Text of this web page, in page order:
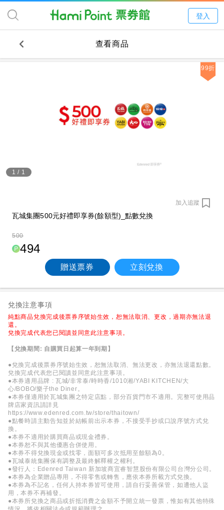
登入
查看商品
1 / 1
99折
加入追蹤
瓦城集團500元好禮即享券(餘額型)_點數兌換
500
494
贈送票券 立刻兌換
兌換注意事項
純點商品兌換完成後票券序號始生效，恕無法取消、更改，過期亦無法退
還。
兌換完成代表您已閱讀並同意此注意事項。
【兌換期間: 自購買日起算一年到期】
●兌換完成後票券序號始生效，恕無法取消、無法更改，亦無法退還點數。
兌換完成代表您已閱讀並同意此注意事項。
●本券適用品牌 : 瓦城/非常泰/時時香/1010湘/YABI KITCHEN/大
心/BOBO/樂子the Diner。
●本券僅適用於瓦城集團之特定店點，部分百貨門市不適用。完整可使用品
牌店家資訊請詳見
https://www.edenred.com.tw/store/thaitown/
●點餐時請主動告知並於結帳前出示本券，不接受手抄或口說序號方式兌
換。
●本券不適用於購買商品或現金禮券。
●本券恕不與其他優惠合併使用。
●本券不得兌換現金或找零，面額可多次抵用至餘額為0。
●瓦城泰統集團保有調整及最終解釋權之權利。
●發行人：Edenred Taiwan 新加坡商宜睿智慧股份有限公司台灣分公司。
●本券為企業贈品專用，不得零售或轉售，應依本券所載方式兌換。
●本券為不記名，任何人持本券皆可使用，請自行妥善保管，如遭他人盜
用，本券不再補發。
●本券所兌換之商品或折抵消費之金額不予開立統一發票，惟如有其他特殊